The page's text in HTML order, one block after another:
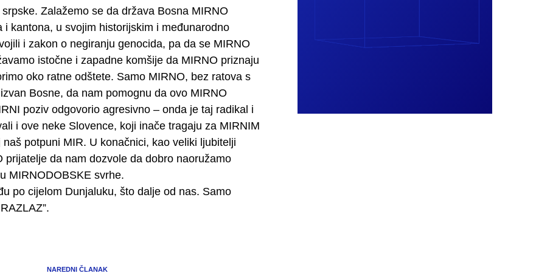
Zalažemo se da država Bosna MIRNO
kantona, u svojim historijskim i međunarodno
i zakon o negiranju genocida, pa da se MIRNO
istočne i zapadne komšije da MIRNO priznaju
oko ratne odštete. Samo MIRNO, bez ratova s
Bosne, da nam pomognu da ovo MIRNO
poziv odgovorio agresivno – onda je taj radikal i
i ove neke Slovence, koji inače tragaju za MIRNIM
potpuni MIR. U konačnici, kao veliki ljubitelji
prijatelje da nam dozvole da dobro naoružamo
MIRNODOBSKE svrhe.
po cijelom Dunjaluku, što dalje od nas. Samo
NAREDNI ČLANAK